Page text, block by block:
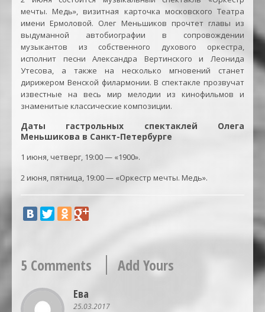
мечты. Медь», визитная карточка московского Театра
имени Ермоловой. Олег Меньшиков прочтет главы из
выдуманной автобиографии в сопровождении
музыкантов из собственного духового оркестра,
исполнит песни Александра Вертинского и Леонида
Утесова, а также на несколько мгновений станет
дирижером Венской филармонии. В спектакле прозвучат
известные на весь мир мелодии из кинофильмов и
знаменитые классические композиции.
Даты гастрольных спектаклей Олега
Меньшикова в Санкт-Петербурге
1 июня, четверг, 19:00 — «1900».
2 июня, пятница, 19:00 — «Оркестр мечты. Медь».
5 Comments Add Yours
Ева
25.03.2017